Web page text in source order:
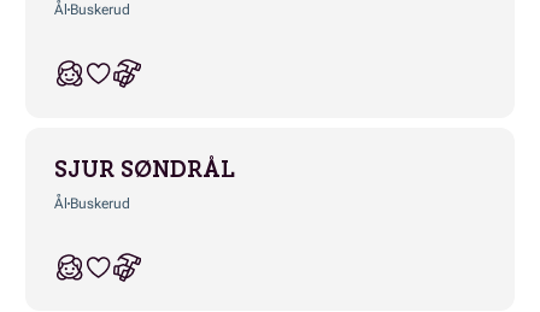
ÅlBuskerud
SJUR SØNDRÅL
ÅlBuskerud